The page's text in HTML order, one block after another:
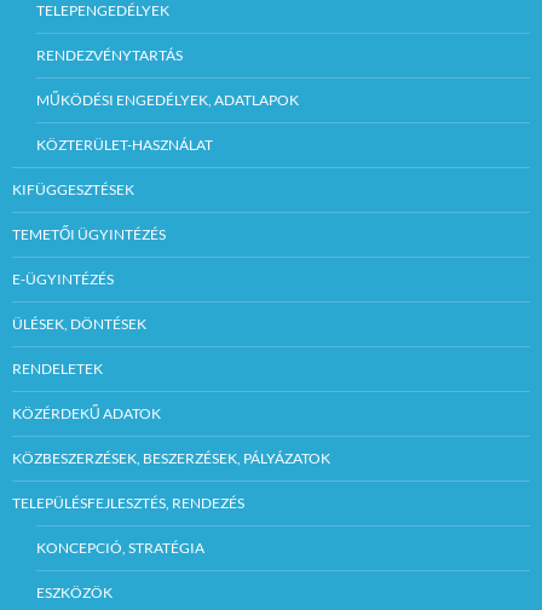
TELEPENGEDÉLYEK
RENDEZVÉNYTARTÁS
MŰKÖDÉSI ENGEDÉLYEK, ADATLAPOK
KÖZTERÜLET-HASZNÁLAT
KIFÜGGESZTÉSEK
TEMETŐI ÜGYINTÉZÉS
E-ÜGYINTÉZÉS
ÜLÉSEK, DÖNTÉSEK
RENDELETEK
KÖZÉRDEKŰ ADATOK
KÖZBESZERZÉSEK, BESZERZÉSEK, PÁLYÁZATOK
TELEPÜLÉSFEJLESZTÉS, RENDEZÉS
KONCEPCIÓ, STRATÉGIA
ESZKÖZÖK